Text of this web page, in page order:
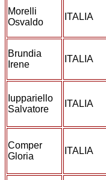
Morelli
Osvaldo
ITALIA
Brundia
Irene
ITALIA
Iuppariello
Salvatore
ITALIA
Comper
Gloria
ITALIA